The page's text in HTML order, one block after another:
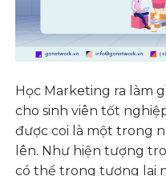
Học Marketing ra làm
cho sinh viên tốt
được coi là một trong
lên. Như hiện tượng
có thể trong tương lai